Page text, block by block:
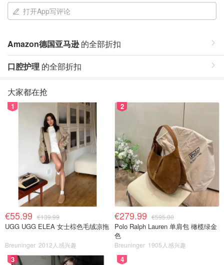
打开App写评论
Amazon德国亚马逊的全部折扣
口腔护理 的全部折扣
大家都在抢
1
€55.99 €139.99
UGG UGG ELEA 女士棕色毛绒凉拖
Breuninger 2012人感兴趣
2
€279.99 €595.00
Polo Ralph Lauren 单肩包 橄榄绿金
色
Breuninger 1905人感兴趣
3 4